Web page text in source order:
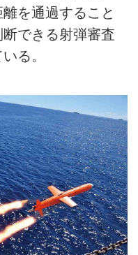
を通過すること
できる射弾審査
る。